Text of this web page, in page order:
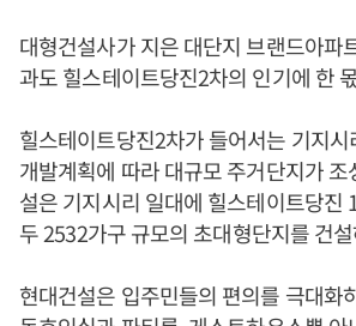
대형건설사가 지은 대단지 브랜드아파
과도 힐스테이트당진2차의 인기에 한
힐스테이트당진2차가 들어서는 기지
개발계획에 따라 대규모 주거단지가
설은 기지시리 일대에 힐스테이트당진
두 2532가구 규모의 초대형단지를 건
현대건설은 입주민들의 편의를 극대화